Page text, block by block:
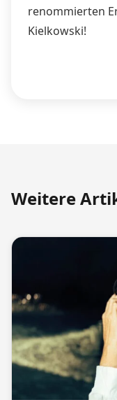
renommierten
Kielkowski!
Weitere